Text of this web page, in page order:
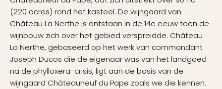
(220 acres) rond het kasteel. De wijngaard van
Château La Nerthe is ontstaan ​​in de 14e eeuw toen de
wijnbouw zich over het gebied verspreidde. Château
La Nerthe, gebaseerd op het werk van commandant
Joseph Ducos die de eigenaar was van het landgoed
na de phylloxera-crisis, ligt aan de basis van de
wijngaard Châteauneuf du Pape zoals we die kennen.